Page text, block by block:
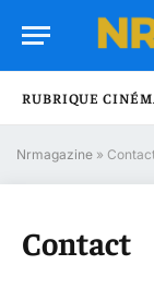
RUBRIQUE
Nrmagazine »
Contact